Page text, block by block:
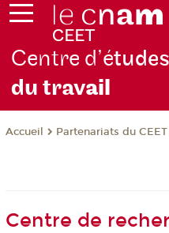
Centre d’é
du travail
Accueil Partenariats du CEET
Centre de